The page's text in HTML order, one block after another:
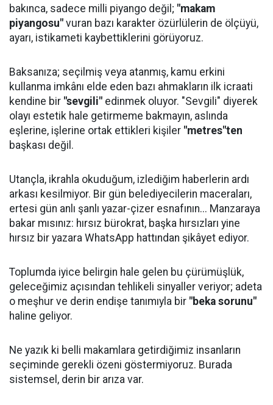
bakınca, sadece milli piyango değil; "makam
piyangosu" vuran bazı karakter özürlülerin de ölçüyü,
ayarı, istikameti kaybettiklerini görüyoruz.
Baksanıza; seçilmiş veya atanmış, kamu erkini
kullanma imkânı elde eden bazı ahmakların ilk icraati
kendine bir "sevgili" edinmek oluyor. "Sevgili" diyerek
olayı estetik hale getirmeme bakmayın, aslında
eşlerine, işlerine ortak ettikleri kişiler "metres"ten
başkası değil.
Utançla, ikrahla okuduğum, izlediğim haberlerin ardı
arkası kesilmiyor. Bir gün belediyecilerin maceraları,
ertesi gün anlı şanlı yazar-çizer esnafının... Manzaraya
bakar mısınız: hırsız bürokrat, başka hırsızları yine
hırsız bir yazara WhatsApp hattından şikâyet ediyor.
Toplumda iyice belirgin hale gelen bu çürümüşlük,
geleceğimiz açısından tehlikeli sinyaller veriyor; adeta
o meşhur ve derin endişe tanımıyla bir "beka sorunu"
haline geliyor.
Ne yazık ki belli makamlara getirdiğimiz insanların
seçiminde gerekli özeni göstermiyoruz. Burada
sistemsel, derin bir arıza var.